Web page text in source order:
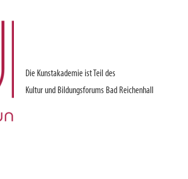
Die Kunstakademie ist Teil des
Kultur und Bildungsforums Bad Reichenhall